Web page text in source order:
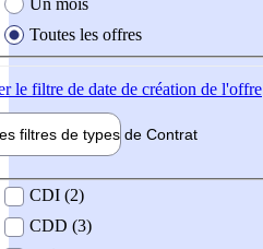
Toutes les offres
le filtre de date de création de l'offre
filtres de types de Contrat
contrat
CDI (2)
CDD (3)